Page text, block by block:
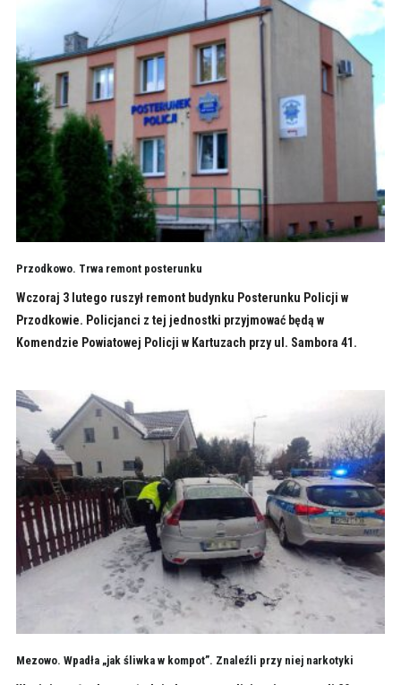
Przodkowo. Trwa remont posterunku
Wczoraj 3 lutego ruszył remont budynku Posterunku Policji w
Przodkowie. Policjanci z tej jednostki przyjmować będą w
Komendzie Powiatowej Policji w Kartuzach przy ul. Sambora 41.
Mezowo. Wpadła „jak śliwka w kompot”. Znaleźli przy niej narkotyki